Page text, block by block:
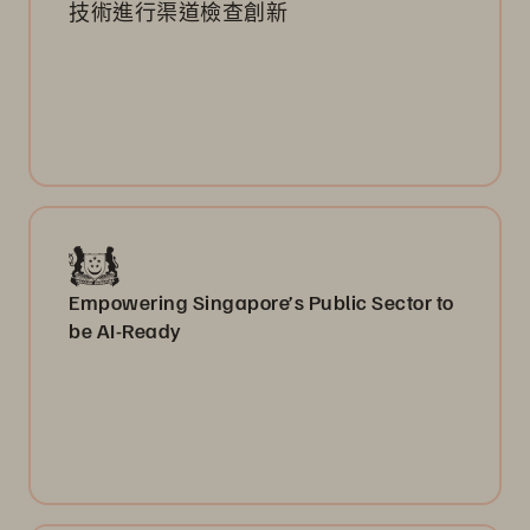
技術進行渠道檢查創新
Empowering Singapore’s Public Sector to
be AI-Ready